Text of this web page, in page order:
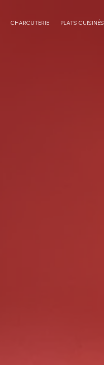
CHARCUTERIE PLATS CUISINÉS